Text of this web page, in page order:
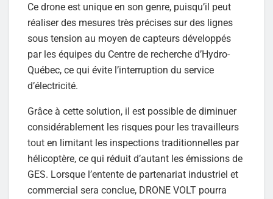
Ce drone est unique en son genre, puisqu’il peut
réaliser des mesures très précises sur des lignes
sous tension au moyen de capteurs développés
par les équipes du Centre de recherche d’Hydro-
Québec, ce qui évite l’interruption du service
d’électricité.
Grâce à cette solution, il est possible de diminuer
considérablement les risques pour les travailleurs
tout en limitant les inspections traditionnelles par
hélicoptère, ce qui réduit d’autant les émissions de
GES. Lorsque l’entente de partenariat industriel et
commercial sera conclue, DRONE VOLT pourra